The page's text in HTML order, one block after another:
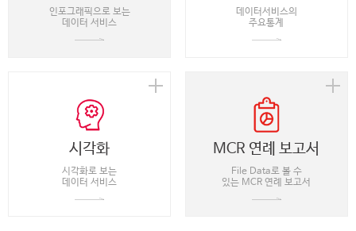
인포그래픽으로 보는
데이터 서비스
데이터서비스의
주요통계
시각화
시각화로 보는
데이터 서비스
MCR 연례 보고서
File Data로 볼 수
있는 MCR 연례 보고서